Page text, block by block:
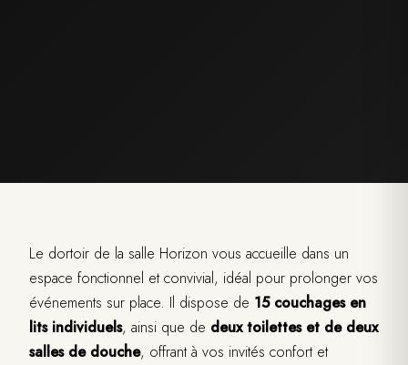
Le dortoir de la salle Horizon vous accueille dans un
espace fonctionnel et convivial, idéal pour prolonger vos
événements sur place. Il dispose de 15 couchages en
lits individuels, ainsi que de deux toilettes et de deux
salles de douche, offrant à vos invités confort et